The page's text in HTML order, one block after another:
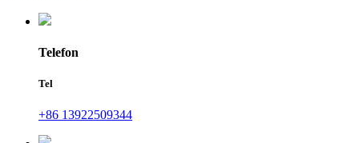
Telefon
Tel
+86 13922509344